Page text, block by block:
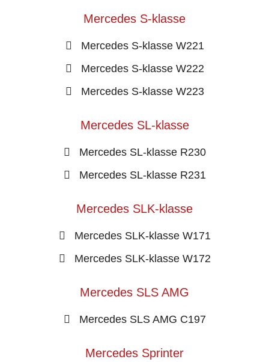
Mercedes S-klasse
Mercedes S-klasse W221
Mercedes S-klasse W222
Mercedes S-klasse W223
Mercedes SL-klasse
Mercedes SL-klasse R230
Mercedes SL-klasse R231
Mercedes SLK-klasse
Mercedes SLK-klasse W171
Mercedes SLK-klasse W172
Mercedes SLS AMG
Mercedes SLS AMG C197
Mercedes Sprinter